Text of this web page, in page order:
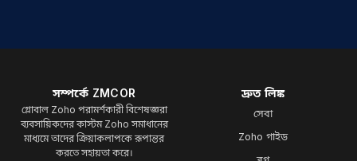
সম্পর্কে ZMCOR
গ্লোবাল Zoho পরামর্শকারী বিশেষজ্ঞরা
ব্যবসায়িকদের কাস্টম Zoho সমাধানের
মাধ্যমে তাদের ক্রিয়াকলাপকে রূপান্তর
করতে সহায়তা করে।
দ্রুত লিঙ্ক
সেবা
Zoho গাইড